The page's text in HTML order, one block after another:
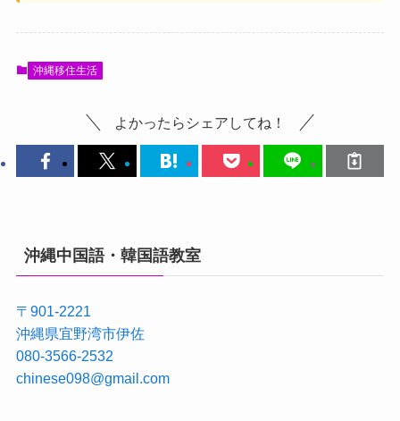
沖縄移住生活
よかったらシェアしてね！
沖縄中国語・韓国語教室
〒901-2221
沖縄県宜野湾市伊佐
080-3566-2532
chinese098@gmail.com